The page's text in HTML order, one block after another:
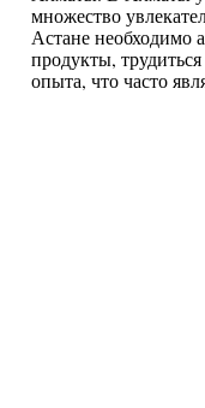
множество
Астане необходимо
продукты,
опыта, что часто